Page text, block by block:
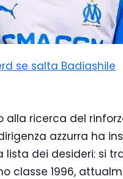
se salta Badiashile
alla ricerca del
azzurra ha
dei desideri: si
classe 1996,